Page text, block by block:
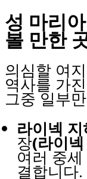
성 마리
볼 만한
의심할 여
역사를 가
그중 일부
라이넥
장(라이
여러 중
결합니다.